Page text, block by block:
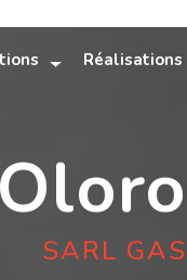
Réalisations
SARL